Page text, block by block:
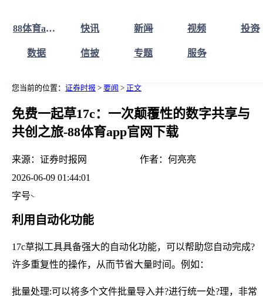
88体育app88体育app官网下载官网下载首页 快讯 新闻 视频 投资
数据 信披 专题 服务
您当前的位置： 证券时报 > 要闻 > 正文
免费一起草17c：一次颠覆性的数字共享与
共创之旅-88体育app官网下载
来源： 证券时报网 作者： 何亮亮
2026-06-09 01:44:01
字号
利用自动化功能
17c草拟工具具备强大的自动化功能，可以帮助您自动完成?
许多重复性的操作，从而节省大量时间。例如：
批量处理:可以将多个文件批量导入并?进行统一处?理，非常